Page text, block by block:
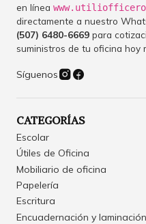
en línea
directamente a nuestro
(507) 6480-6669 para
suministros de tu oficina hoy
Síguenos
CATEGORÍAS
Escolar
Útiles de Oficina
Mobiliario de oficina
Papelería
Escritura
Encuadernación y laminación